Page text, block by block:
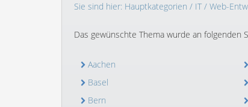
Sie sind hier: Hauptkategorien / IT/ Web-
Das gewünschte Thema wurde an folgenden
Aachen
Basel
Bern